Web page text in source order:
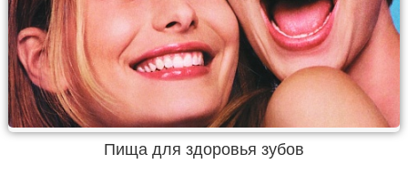
Пища для здоровья зубов